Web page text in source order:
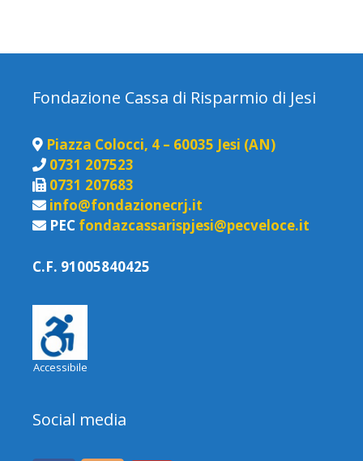
Fondazione Cassa di Risparmio di Jesi
Piazza Colocci, 4 – 60035 Jesi (AN)
0731 207523
0731 207683
info@fondazionecrj.it
PEC fondazcassarispjesi@pecveloce.it
C.F. 91005840425
Accessibile
Social media